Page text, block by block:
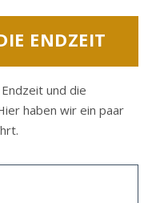
ENDZEIT
und die
haben wir ein paar